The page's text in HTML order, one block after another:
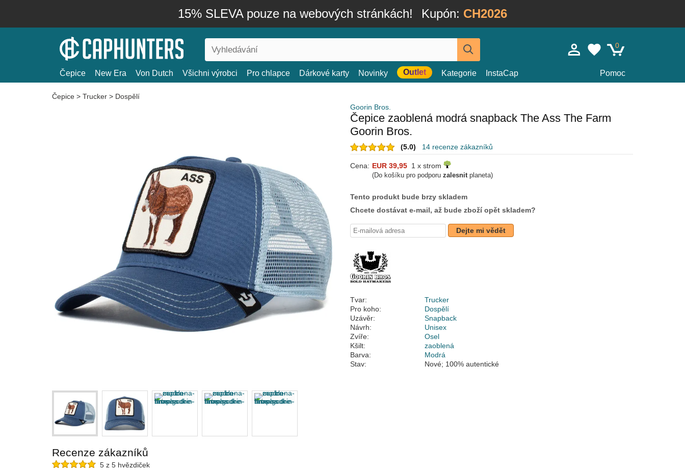
15% SLEVA pouze na webových stránkách! Kupón: CH2026
0
Čepice New Era Von Dutch Všichni výrobci Pro chlapce Dárkové karty Novinky Outlet Kategorie InstaCap Pomoc
Čepice > Trucker > Dospělí
Goorin Bros.
Čepice zaoblená modrá snapback The Ass The Farm
Goorin Bros.
(5.0) 14 recenze zákazníků
Cena: EUR 39,95 1 x strom
(Do košíku pro podporu zalesnitplaneta)
Tento produkt bude brzy skladem
Chcete dostávat e-mail, až bude zboží opět skladem?
Dejte mi vědět
Tvar:
Trucker
Pro koho:
Dospělí
Uzávěr:
Snapback
Návrh:
Unisex
Zvíře:
Osel
Kšilt:
zaoblená
Barva:
Modrá
Stav:
Nové; 100% autentické
Recenze zákazníků
5 z 5 hvězdiček